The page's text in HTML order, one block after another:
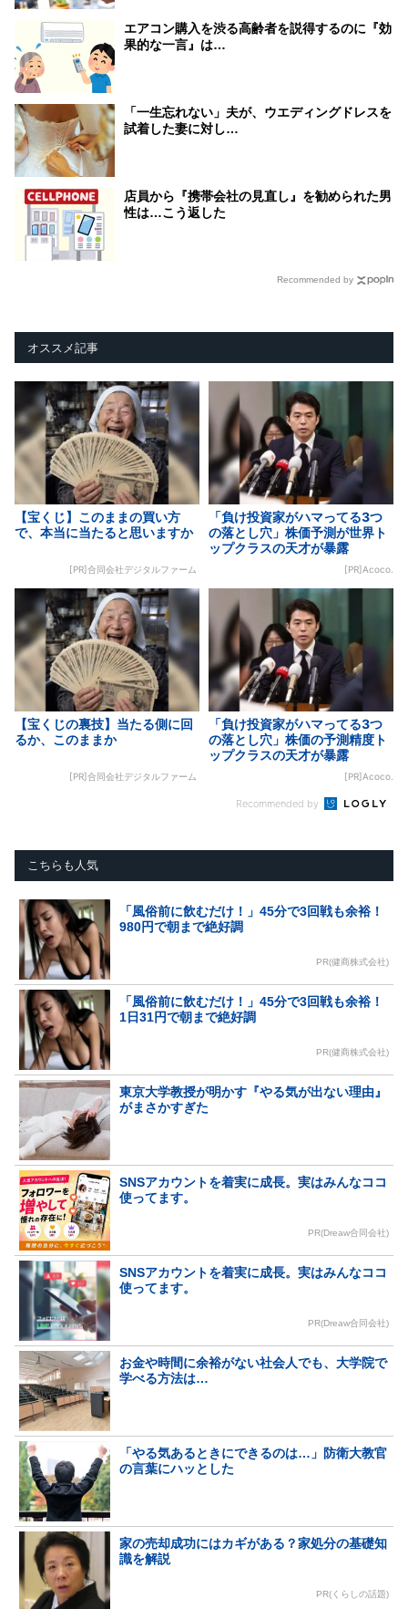
エアコン購入を渋る高齢者を説得するのに『効
果的な一言』は…
「一生忘れない」夫が、ウエディングドレスを
試着した妻に対し…
店員から『携帯会社の見直し』を勧められた男
性は…こう返した
Recommended by
オススメ記事
【宝くじ】このままの買い方
で、本当に当たると思いますか
[PR]合同会社デジタルファーム
「負け投資家がハマってる3つ
の落とし穴」株価予測が世界ト
ップクラスの天才が暴露
[PR]Acoco.
【宝くじの裏技】当たる側に回
るか、このままか
[PR]合同会社デジタルファーム
「負け投資家がハマってる3つ
の落とし穴」株価の予測精度ト
ップクラスの天才が暴露
[PR]Acoco.
Recommended by
こちらも人気
「風俗前に飲むだけ！」45分で3回戦も余裕！
980円で朝まで絶好調
PR(健商株式会社)
「風俗前に飲むだけ！」45分で3回戦も余裕！
1日31円で朝まで絶好調
PR(健商株式会社)
東京大学教授が明かす『やる気が出ない理由』
がまさかすぎた
SNSアカウントを着実に成長。実はみんなココ
使ってます。
PR(Dreaw合同会社)
SNSアカウントを着実に成長。実はみんなココ
使ってます。
PR(Dreaw合同会社)
お金や時間に余裕がない社会人でも、大学院で
学べる方法は…
「やる気あるときにできるのは…」防衛大教官
の言葉にハッとした
家の売却成功にはカギがある？家処分の基礎知
識を解説
PR(くらしの話題)